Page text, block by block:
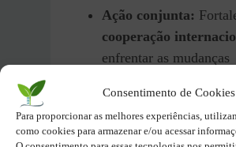
Consentimento de Cookies
Para proporcionar as melhores experiências,
como cookies para armazenar e/ou acessar
Ação conjunta:
cooperação
enfrentar as mudanças
e eficaz.
Transferência de